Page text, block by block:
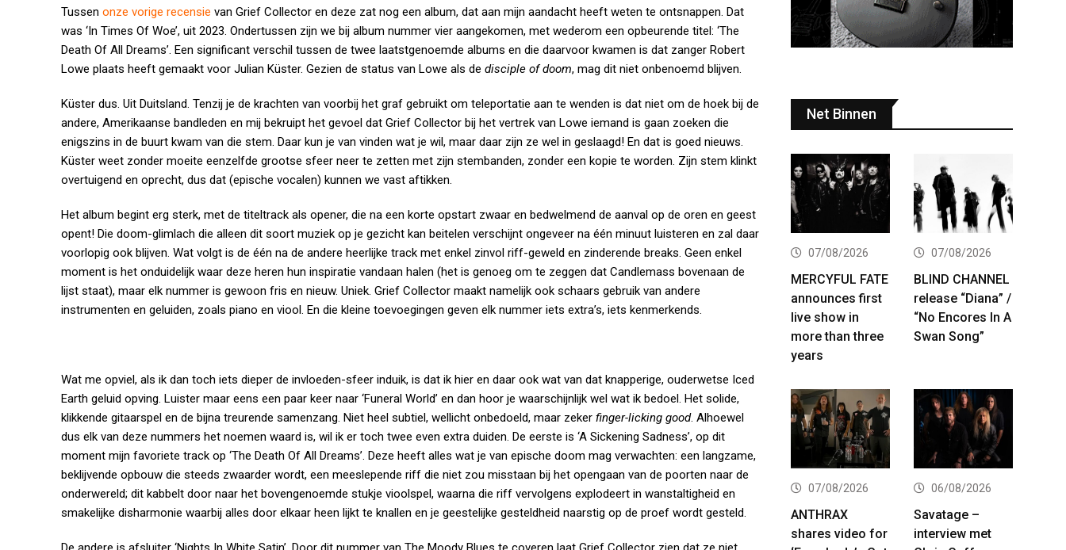
Tussen onze vorige recensie van Grief Collector en deze zat nog een album, dat aan mijn aandacht heeft weten te ontsnappen. Dat
was ‘In Times Of Woe’, uit 2023. Ondertussen zijn we bij album nummer vier aangekomen, met wederom een opbeurende titel: ‘The
Death Of All Dreams’. Een significant verschil tussen de twee laatstgenoemde albums en die daarvoor kwamen is dat zanger Robert
Lowe plaats heeft gemaakt voor Julian Küster. Gezien de status van Lowe als de disciple of doom, mag dit niet onbenoemd blijven.
Küster dus. Uit Duitsland. Tenzij je de krachten van voorbij het graf gebruikt om teleportatie aan te wenden is dat niet om de hoek bij de
andere, Amerikaanse bandleden en mij bekruipt het gevoel dat Grief Collector bij het vertrek van Lowe iemand is gaan zoeken die
enigszins in de buurt kwam van die stem. Daar kun je van vinden wat je wil, maar daar zijn ze wel in geslaagd! En dat is goed nieuws.
Küster weet zonder moeite eenzelfde grootse sfeer neer te zetten met zijn stembanden, zonder een kopie te worden. Zijn stem klinkt
overtuigend en oprecht, dus dat (epische vocalen) kunnen we vast aftikken.
Het album begint erg sterk, met de titeltrack als opener, die na een korte opstart zwaar en bedwelmend de aanval op de oren en geest
opent! Die doom-glimlach die alleen dit soort muziek op je gezicht kan beitelen verschijnt ongeveer na één minuut luisteren en zal daar
voorlopig ook blijven. Wat volgt is de één na de andere heerlijke track met enkel zinvol riff-geweld en zinderende breaks. Geen enkel
moment is het onduidelijk waar deze heren hun inspiratie vandaan halen (het is genoeg om te zeggen dat Candlemass bovenaan de
lijst staat), maar elk nummer is gewoon fris en nieuw. Uniek. Grief Collector maakt namelijk ook schaars gebruik van andere
instrumenten en geluiden, zoals piano en viool. En die kleine toevoegingen geven elk nummer iets extra’s, iets kenmerkends.
Wat me opviel, als ik dan toch iets dieper de invloeden-sfeer induik, is dat ik hier en daar ook wat van dat knapperige, ouderwetse Iced
Earth geluid opving. Luister maar eens een paar keer naar ‘Funeral World’ en dan hoor je waarschijnlijk wel wat ik bedoel. Het solide,
klikkende gitaarspel en de bijna treurende samenzang. Niet heel subtiel, wellicht onbedoeld, maar zeker finger-licking good. Alhoewel
dus elk van deze nummers het noemen waard is, wil ik er toch twee even extra duiden. De eerste is ‘A Sickening Sadness’, op dit
moment mijn favoriete track op ‘The Death Of All Dreams’. Deze heeft alles wat je van epische doom mag verwachten: een langzame,
beklijvende opbouw die steeds zwaarder wordt, een meeslepende riff die niet zou misstaan bij het opengaan van de poorten naar de
onderwereld; dit kabbelt door naar het bovengenoemde stukje vioolspel, waarna die riff vervolgens explodeert in wanstaltigheid en
smakelijke disharmonie waarbij alles door elkaar heen lijkt te knallen en je geestelijke gesteldheid naarstig op de proef wordt gesteld.
Net Binnen
07/08/2026
MERCYFUL FATE
announces first
live show in
more than three
years
07/08/2026
BLIND CHANNEL
release “Diana” /
“No Encores In A
Swan Song”
07/08/2026
ANTHRAX
shares video for
06/08/2026
Savatage –
interview met